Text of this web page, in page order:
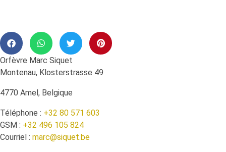
Orfèvre Marc Siquet
Montenau, Klosterstrasse 49
4770 Amel, Belgique
Téléphone : +32 80 571 603
GSM : +32 496 105 824
Courriel : marc@siquet.be